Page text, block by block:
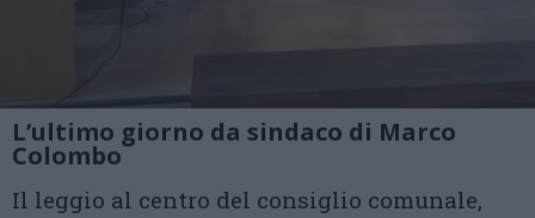
L’ultimo giorno da sindaco di Marco
Colombo
Il leggio al centro del consiglio comunale,